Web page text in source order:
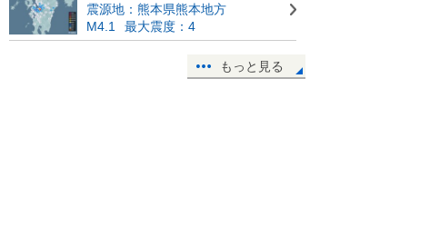
震源地：熊本県熊本地方
M4.1
最大震度：4
もっと見る